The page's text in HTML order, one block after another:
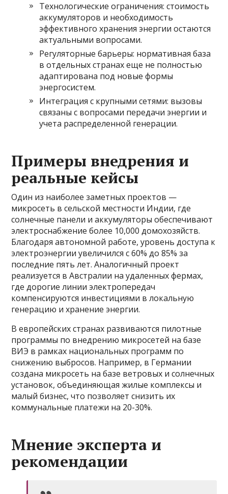
Технологические ограничения: стоимость
аккумуляторов и необходимость
эффективного хранения энергии остаются
актуальными вопросами.
Регуляторные барьеры: нормативная база
в отдельных странах еще не полностью
адаптирована под новые формы
энергосистем.
Интеграция с крупными сетями: вызовы
связаны с вопросами передачи энергии и
учета распределенной генерации.
Примеры внедрения и
реальные кейсы
Один из наиболее заметных проектов —
микросеть в сельской местности Индии, где
солнечные панели и аккумуляторы обеспечивают
электроснабжение более 10,000 домохозяйств.
Благодаря автономной работе, уровень доступа к
электроэнергии увеличился с 60% до 85% за
последние пять лет. Аналогичный проект
реализуется в Австралии на удаленных фермах,
где дорогие линии электропередач
компенсируются инвестициями в локальную
генерацию и хранение энергии.
В европейских странах развиваются пилотные
программы по внедрению микросетей на базе
ВИЭ в рамках национальных программ по
снижению выбросов. Например, в Германии
создана микросеть на базе ветровых и солнечных
установок, объединяющая жилые комплексы и
малый бизнес, что позволяет снизить их
коммунальные платежи на 20-30%.
Мнение эксперта и
рекомендации